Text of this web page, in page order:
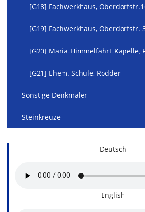
[G18] Fachwerkhaus,
[G19] Fachwerkhaus, Oberdorfstr.
[G20] Maria-Himmelfahrt-Kapelle,
[G21] Ehem. Schule, Rodder
Sonstige Denkmäler
Steinkreuze
Deutsch
English